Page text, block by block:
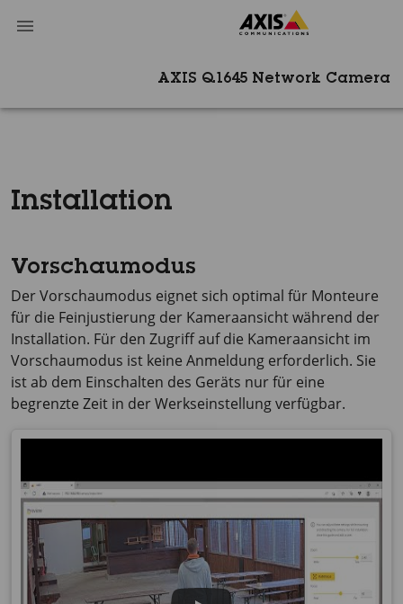
AXIS Q1645 Network Camera
Installation
Vorschaumodus
Der Vorschaumodus eignet sich optimal für Monteure
für die Feinjustierung der Kameraansicht während der
Installation. Für den Zugriff auf die Kameraansicht im
Vorschaumodus ist keine Anmeldung erforderlich. Sie
ist ab dem Einschalten des Geräts nur für eine
begrenzte Zeit in der Werkseinstellung verfügbar.